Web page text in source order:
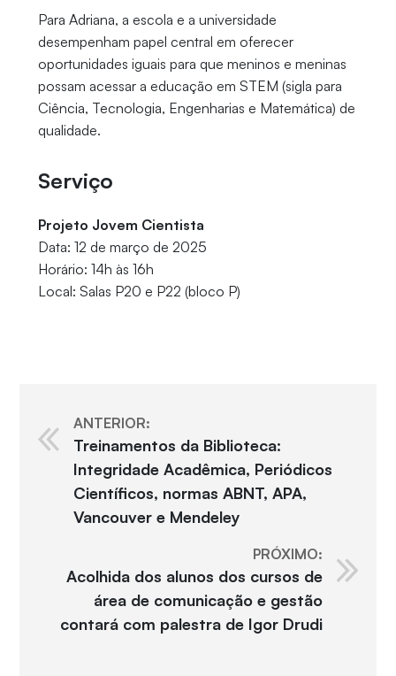
Para Adriana, a escola e a universidade
desempenham papel central em oferecer
oportunidades iguais para que meninos e meninas
possam acessar a educação em STEM (sigla para
Ciência, Tecnologia, Engenharias e Matemática) de
qualidade.
Serviço
Projeto Jovem Cientista
Data: 12 de março de 2025
Horário: 14h às 16h
Local: Salas P20 e P22 (bloco P)
ANTERIOR:
Treinamentos da Biblioteca:
Integridade Acadêmica, Periódicos
Científicos, normas ABNT, APA,
Vancouver e Mendeley
PRÓXIMO:
Acolhida dos alunos dos cursos de
área de comunicação e gestão
contará com palestra de Igor Drudi